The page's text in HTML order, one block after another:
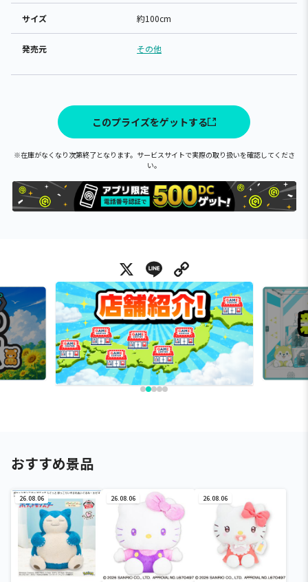
サイズ 約100cm
発売元 その他
このプライズをゲットする
※在庫がなくなり次第終了となります。サービスサイトで実際の取り扱いを確認してくださ
い。
X Line
おすすめ景品
26.08.06 26.08.06 26.08.06